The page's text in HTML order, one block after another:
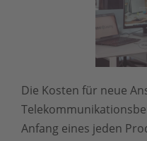
Die Kosten für neue
Anfang eines jeden